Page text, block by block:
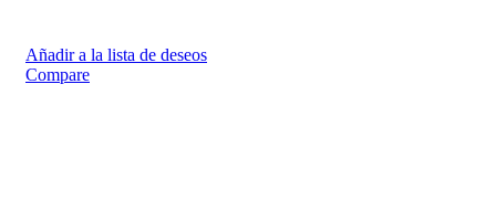
Añadir a la lista de deseos
Compare